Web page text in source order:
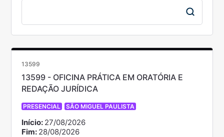
13599
13599 - OFICINA PRÁTICA EM ORATÓRIA E
REDAÇÃO JURÍDICA
PRESENCIAL SÃO MIGUEL PAULISTA
Início: 27/08/2026
Fim: 28/08/2026